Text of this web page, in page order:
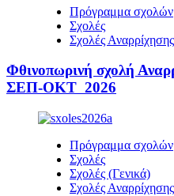
Πρόγραμμα σχολών
Σχολές
Σχολές
Φθινοπωρινή σχολή
ΣΕΠ-ΟΚΤ 2026
Πρόγραμμα σχολών
Σχολές
Σχολές (Γενικά)
Σχολές